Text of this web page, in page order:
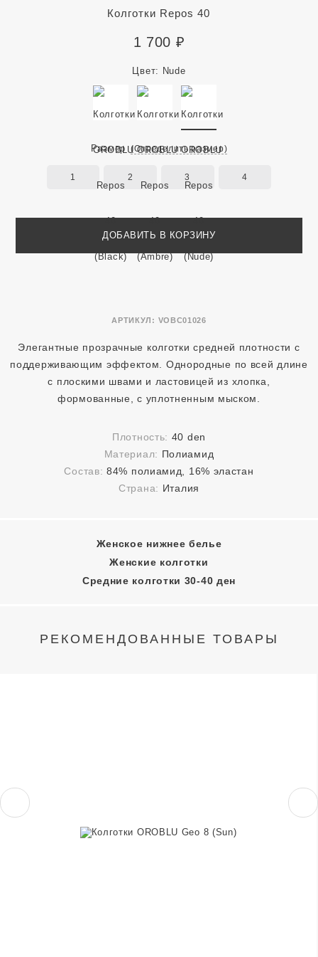
Колготки Repos 40
АРТИКУЛ: VOBC01026
1 700 ₽
Цвет: Nude
Размер (Определить размер)
1 2 3 4
ДОБАВИТЬ В КОРЗИНУ
Элегантные прозрачные колготки средней плотности c
поддерживающим эффектом. Однородные по всей длине
с плоскими швами и ластовицей из хлопка,
формованные, с уплотненным мыском.
Плотность: 40 den
Материал: Полиамид
Состав:84% полиамид, 16% эластан
Страна: Италия
Женское нижнее белье
Женские колготки
Средние колготки 30-40 ден
РЕКОМЕНДОВАННЫЕ ТОВАРЫ